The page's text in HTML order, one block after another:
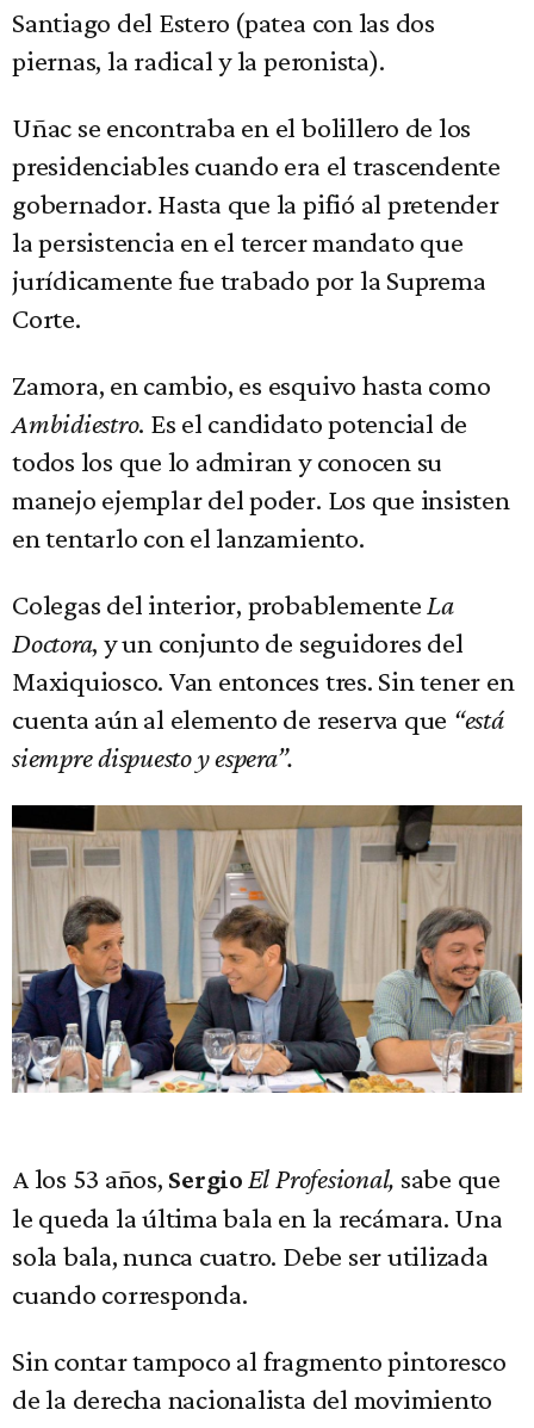
Santiago del Estero (patea con las dos
piernas, la radical y la peronista).
Uñac se encontraba en el bolillero de los
presidenciables cuando era el trascendente
gobernador. Hasta que la pifió al pretender
la persistencia en el tercer mandato que
jurídicamente fue trabado por la Suprema
Corte.
Zamora, en cambio, es esquivo hasta como
Ambidiestro. Es el candidato potencial de
todos los que lo admiran y conocen su
manejo ejemplar del poder. Los que insisten
en tentarlo con el lanzamiento.
Colegas del interior, probablemente La
Doctora, y un conjunto de seguidores del
Maxiquiosco. Van entonces tres. Sin tener en
cuenta aún al elemento de reserva que “está
siempre dispuesto y espera”.
A los 53 años, Sergio El Profesional, sabe que
le queda la última bala en la recámara. Una
sola bala, nunca cuatro. Debe ser utilizada
cuando corresponda.
Sin contar tampoco al fragmento pintoresco
de la derecha nacionalista del movimiento